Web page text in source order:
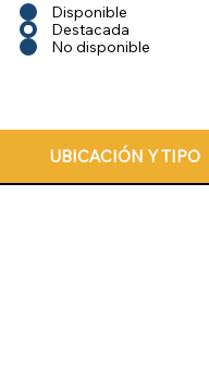
Disponible
Destacada
No disponible
UBICACIÓN Y TIPO